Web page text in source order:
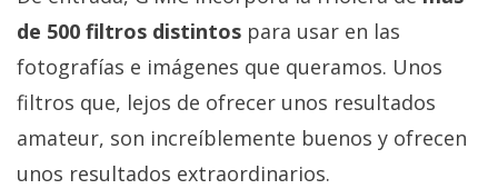
de 500 filtros distintos para usar en las
fotografías e imágenes que queramos. Unos
filtros que, lejos de ofrecer unos resultados
amateur, son increíblemente buenos y ofrecen
unos resultados extraordinarios.